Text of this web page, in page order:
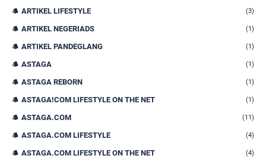
ARTIKEL LIFESTYLE (3)
ARTIKEL NEGERIADS (1)
ARTIKEL PANDEGLANG (1)
ASTAGA (1)
ASTAGA REBORN (1)
ASTAGA!COM LIFESTYLE ON THE NET (1)
ASTAGA.COM (11)
ASTAGA.COM LIFESTYLE (4)
ASTAGA.COM LIFESTYLE ON THE NET (4)